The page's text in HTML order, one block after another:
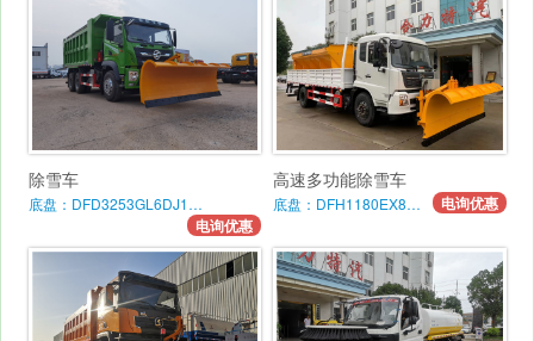
除雪车
底盘：DFD3253GL6DJ1…
电询优惠
高速多功能除雪车
底盘：DFH1180EX8… 电询优惠